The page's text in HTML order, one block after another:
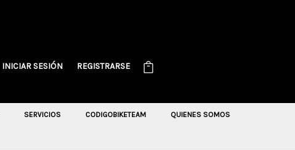
INICIAR SESIÓN REGISTRARSE
SERVICIOS CODIGOBIKETEAM QUIENES SOMOS